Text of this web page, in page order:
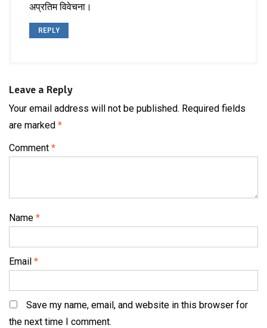
अप्रतिम विवेचना।
REPLY
Leave a Reply
Your email address will not be published. Required fields
are marked *
Comment *
Name *
Email *
Save my name, email, and website in this browser for
the next time I comment.